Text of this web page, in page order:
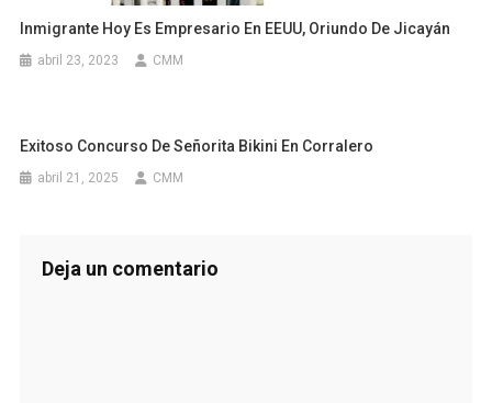
Inmigrante Hoy Es Empresario En EEUU, Oriundo De Jicayán
abril 23, 2023 CMM
Exitoso Concurso De Señorita Bikini En Corralero
abril 21, 2025 CMM
Deja un comentario